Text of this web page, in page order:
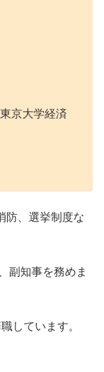
京大学経済
防、選挙制度な
副知事を務めま
しています。